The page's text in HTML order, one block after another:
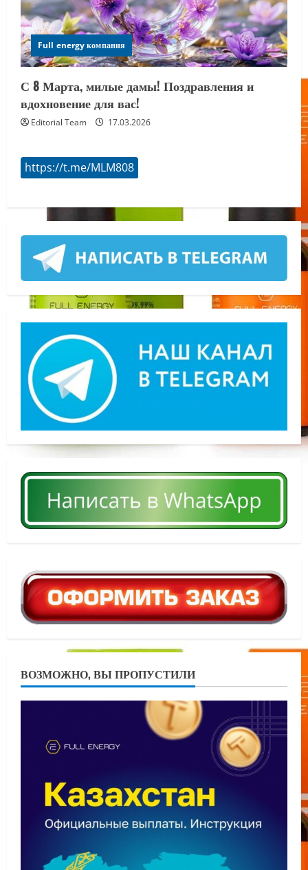
Full energy компания
С 8 Марта, милые дамы! Поздравления и
вдохновение для вас!
Editorial Team 17.03.2026
https://t.me/MLM808
ВОЗМОЖНО, ВЫ ПРОПУСТИЛИ